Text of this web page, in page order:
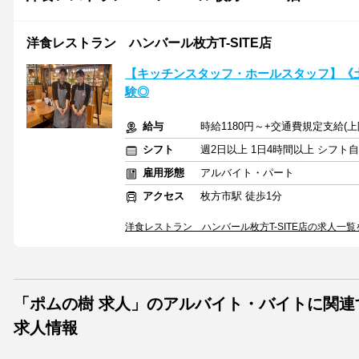
洋食レストラン ハンバール枚方T-SITE店
【キッチンスタッフ・ホールスタッフ】
験◎
給与
時給1180円～+交通費規定支給(
シフト
週2日以上 1日4時間以上 シフト
雇用形態
アルバイト・パート
アクセス
枚方市駅 徒歩1分
洋食レストラン ハンバール枚方T-SITE店の求人一覧
「ポムの樹 求人」のアルバイト・バイトに関
求人情報